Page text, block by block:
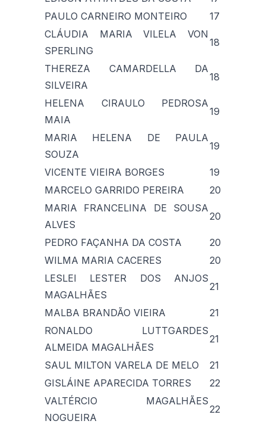
PAULO CARNEIRO MONTEIRO
17
CLÁUDIA MARIA VILELA VON
SPERLING
18
THEREZA CAMARDELLA DA
SILVEIRA
18
HELENA CIRAULO PEDROSA
MAIA
19
MARIA HELENA DE PAULA
SOUZA
19
VICENTE VIEIRA BORGES
19
MARCELO GARRIDO PEREIRA
20
MARIA FRANCELINA DE SOUSA
ALVES
20
PEDRO FAÇANHA DA COSTA
20
WILMA MARIA CACERES
20
LESLEI LESTER DOS ANJOS
MAGALHÃES
21
MALBA BRANDÃO VIEIRA
21
RONALDO LUTTGARDES
ALMEIDA MAGALHÃES
21
SAUL MILTON VARELA DE MELO
21
GISLÁINE APARECIDA TORRES
22
VALTÉRCIO MAGALHÃES
NOGUEIRA
22